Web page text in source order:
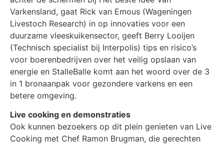
Varkensland, gaat Rick van Emous (Wageningen
Livestoch Research) in op innovaties voor een
duurzame vleeskuikensector, geeft Berry Looijen
(Technisch specialist bij Interpolis) tips en risico’s
voor boerenbedrijven over het veilig opslaan van
energie en StalleBalle komt aan het woord over de 3
in 1 bronaanpak voor gezondere varkens en een
betere omgeving.
Live cooking en demonstraties
Ook kunnen bezoekers op dit plein genieten van Live
Cooking met Chef Ramon Brugman, die gerechten